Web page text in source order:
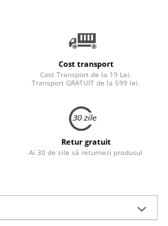
Cost transport
Cost Transport de la 19 Lei.
Transport GRATUIT de la 599 lei.
Retur gratuit
Ai 30 de zile să returnezi produsul